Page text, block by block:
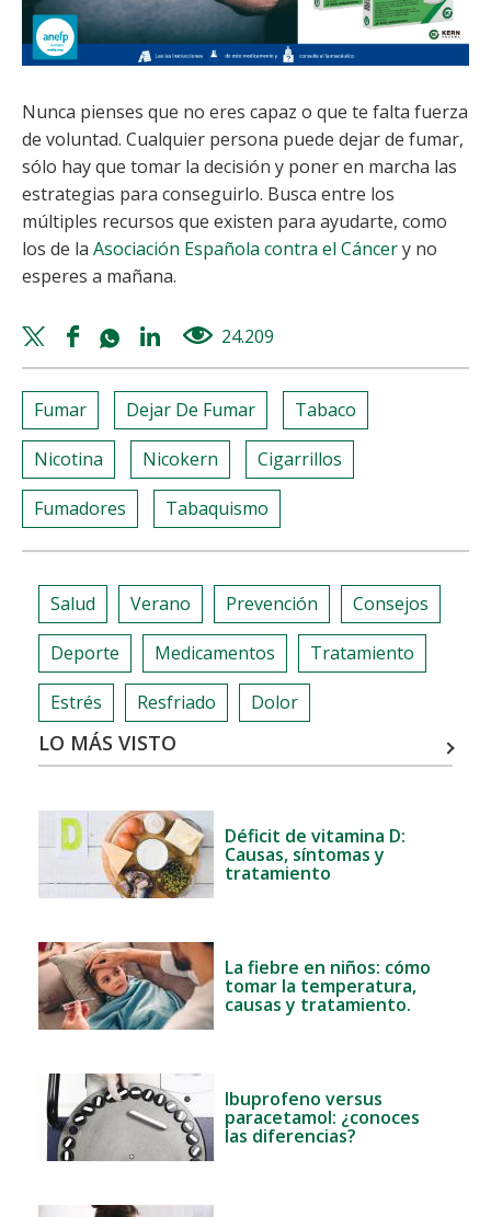
Nunca pienses que no eres capaz o que te falta fuerza
de voluntad. Cualquier persona puede dejar de fumar,
sólo hay que tomar la decisión y poner en marcha las
estrategias para conseguirlo. Busca entre los
múltiples recursos que existen para ayudarte, como
los de la Asociación Española contra el Cáncery no
esperes a mañana.
Twitter
share
Facebook
share
Whatsapp
share
Linkedin
share
24.209
Fumar Dejar De Fumar Tabaco
Nicotina Nicokern Cigarrillos
Fumadores Tabaquismo
Salud Verano Prevención Consejos
Deporte Medicamentos Tratamiento
Estrés Resfriado Dolor
LO MÁS VISTO
Déficit de vitamina D:
Causas, síntomas y
tratamiento
La fiebre en niños: cómo
tomar la temperatura,
causas y tratamiento.
Ibuprofeno versus
paracetamol: ¿conoces
las diferencias?